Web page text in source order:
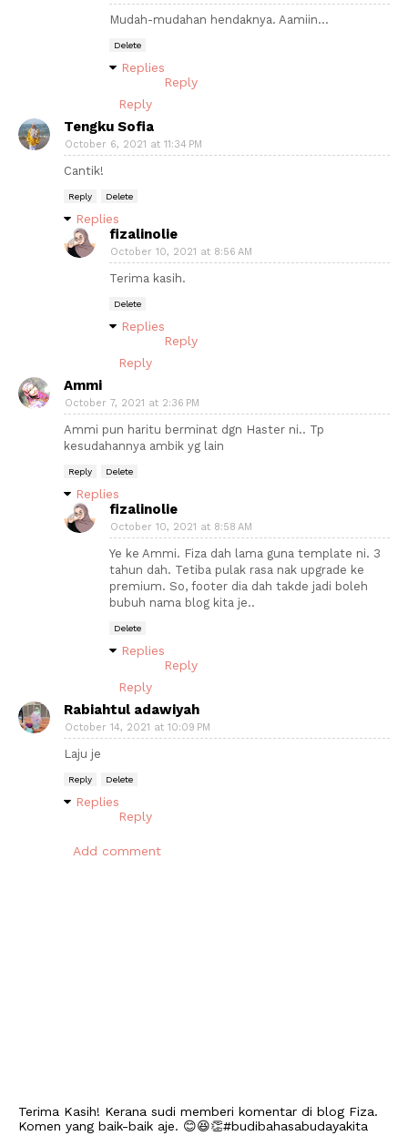
Mudah-mudahan hendaknya. Aamiin...
Delete
Replies
Reply
Reply
Tengku Sofia
October 6, 2021 at 11:34 PM
Cantik!
Reply Delete
Replies
fizalinolie
October 10, 2021 at 8:56 AM
Terima kasih.
Delete
Replies
Reply
Reply
Ammi
October 7, 2021 at 2:36 PM
Ammi pun haritu berminat dgn Haster ni.. Tp
kesudahannya ambik yg lain
Reply Delete
Replies
fizalinolie
October 10, 2021 at 8:58 AM
Ye ke Ammi. Fiza dah lama guna template ni. 3
tahun dah. Tetiba pulak rasa nak upgrade ke
premium. So, footer dia dah takde jadi boleh
bubuh nama blog kita je..
Delete
Replies
Reply
Reply
Rabiahtul adawiyah
October 14, 2021 at 10:09 PM
Laju je
Reply Delete
Replies
Reply
Add comment
Terima Kasih! Kerana sudi memberi komentar di blog Fiza.
Komen yang baik-baik aje. 😊😆👏#budibahasabudayakita